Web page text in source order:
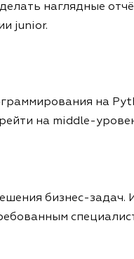
наглядные
junior.
на
на middle-
бизнес-задач.